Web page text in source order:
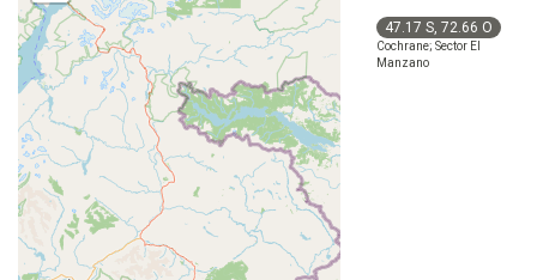
47.17 S, 72.66 O
Cochrane; Sector El
Manzano